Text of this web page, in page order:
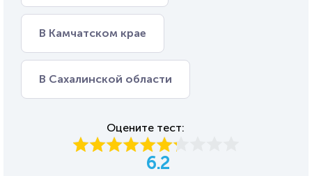
В Камчатском крае
В Сахалинской области
Оцените тест:
6.2